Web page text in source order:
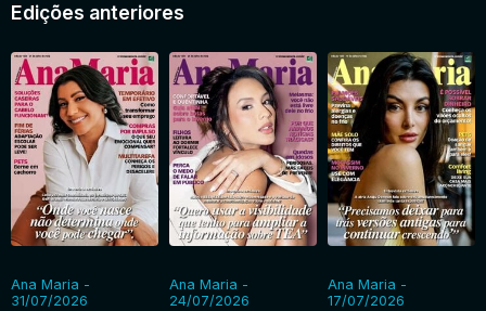
Edições anteriores
Ana Maria -
31/07/2026
Ana Maria -
24/07/2026
Ana Maria -
17/07/2026